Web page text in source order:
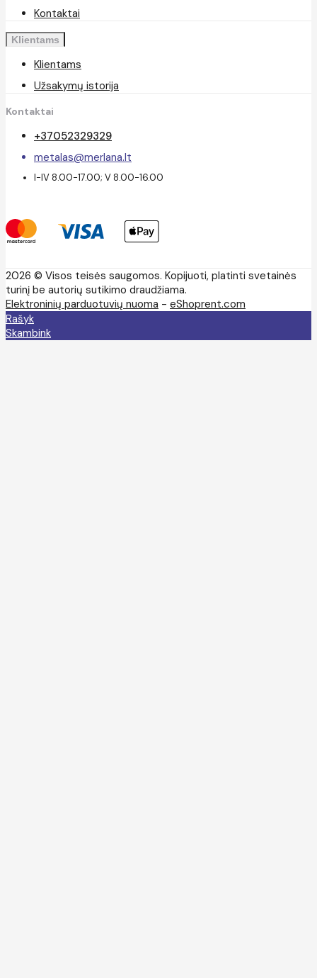
Kontaktai
Klientams
Klientams
Užsakymų istorija
Kontaktai
+37052329329
metalas@merlana.lt
I-IV 8.00-17.00; V 8.00-16.00
2026 © Visos teisės saugomos. Kopijuoti, platinti svetainės
turinį be autorių sutikimo draudžiama.
Elektroninių parduotuvių nuoma - eShoprent.com
Rašyk
Skambink